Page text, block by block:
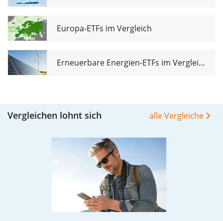
Europa-ETFs im Vergleich
Erneuerbare Energien-ETFs im Vergleich
Vergleichen lohnt sich alle Vergleiche